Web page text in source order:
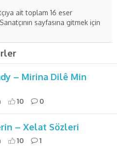
ait toplam 16 eser
sayfasına gitmek için
– Mirina Dilê Min
10 0
– Xelat Sözleri
10 1